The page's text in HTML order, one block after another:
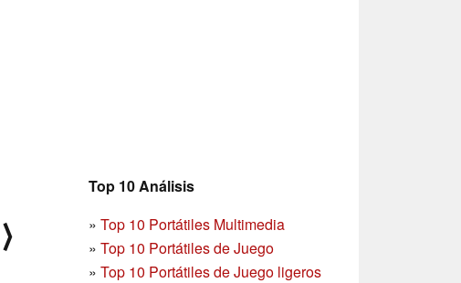
Top 10 Análisis
» Top 10 Portátiles Multimedia
» Top 10 Portátiles de Juego
» Top 10 Portátiles de Juego ligeros
⟩